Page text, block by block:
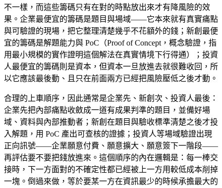
不一樣，而這些籌碼只有在對的時點放出來才有降風險的效
果。企業最便宜的籌碼是題目與場域——它本來就有真實痛點
與可驗證的現場，把它整理清楚幾乎不花額外的錢；新創最便
宜的籌碼是解題能力與 PoC（Proof of Concept，概念驗證，指
用最小規模的實作證明這個解法在真實情境下行得通）；投資
人最便宜的籌碼則是資本，但資本一旦放進去就很難收回，所
以它應該最後動、且只在前面兩方已經把風險壓低之後才動。
合理的上車順序，因此通常是企業先、新創次、投資人最後：
企業先把內部痛點收斂成一道有成果判準的題目，並備好場
域、資料與內部推動者；新創在題目與驗收標準清楚之後才投
入解題，用 PoC 產出可查核的證據；投資人等場域驗證出現
正向訊號——企業願意付費、願意擴大、願意簽下一階段——
再評估要不要把錢放進來。這個順序的內在邏輯是：每一棒交
接時，下一方面對的不確定性都已經被上一方用較低成本削掉
一塊。倒過來做，等於要某一方在資訊最少的時候承擔最大的